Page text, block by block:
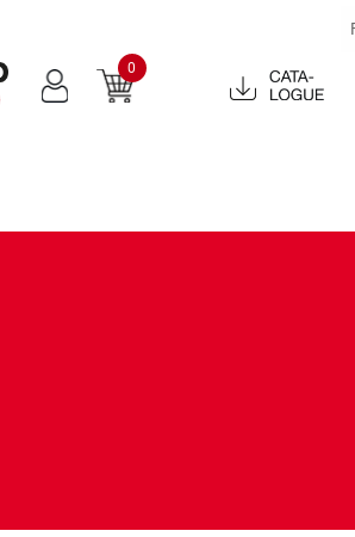
0
Catalogue
2022